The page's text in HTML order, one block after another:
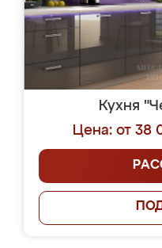
Кухня
Цена: от 38